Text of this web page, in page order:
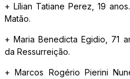
+ Lílian Tatiane Perez, 19
Matão.
+ Maria Benedicta Egidio, 71
da Ressurreição.
+ Marcos Rogério Pierini